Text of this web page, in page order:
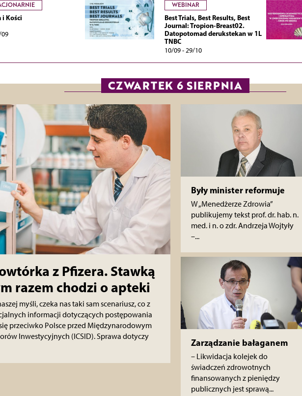
i Kości
09
WEBINAR
Best Trials, Best Results, Best
Journal: Tropion-Breast02.
Datopotomad derukstekan w 1L
TNBC
10/09 - 29/10
CZWARTEK 6 SIERPNIA
z Pfizera. Stawką
razem chodzi o apteki
myśli, czeka nas taki sam scenariusz, co z
informacji dotyczących postępowania
przeciwko Polsce przed Międzynarodowym
Inwestycyjnych (ICSID). Sprawa dotyczy
Były minister reformuje
W „Menedżerze Zdrowia”
publikujemy tekst prof. dr. hab. n.
med. i n. o zdr. Andrzeja Wojtyły
–...
Zarządzanie bałaganem
– Likwidacja kolejek do
świadczeń zdrowotnych
finansowanych z pieniędzy
publicznych jest sprawą...